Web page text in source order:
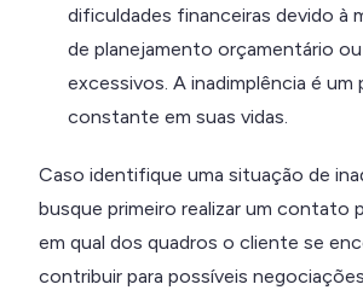
dificuldades financeiras devido à
de planejamento orçamentário
excessivos. A inadimplência é um
constante em suas vidas.
Caso identifique uma situação de
busque primeiro realizar um contato
em qual dos quadros o cliente se
contribuir para possíveis